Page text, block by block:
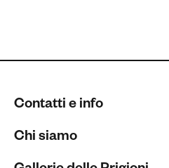
Contatti e info
Chi siamo